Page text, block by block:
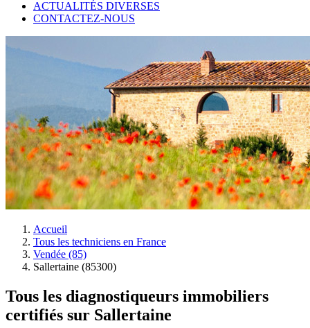
ACTUALITÉS DIVERSES
CONTACTEZ-NOUS
Accueil
Tous les techniciens en France
Vendée (85)
Sallertaine (85300)
Tous les diagnostiqueurs immobiliers
certifiés sur Sallertaine